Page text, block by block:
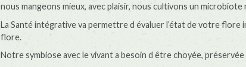
nous mangeons mieux, avec plaisir, nous cultivons un microbiote
La Santé intégrative va permettre d évaluer l’état de votre
flore.
Notre symbiose avec le vivant a besoin d être choyée,